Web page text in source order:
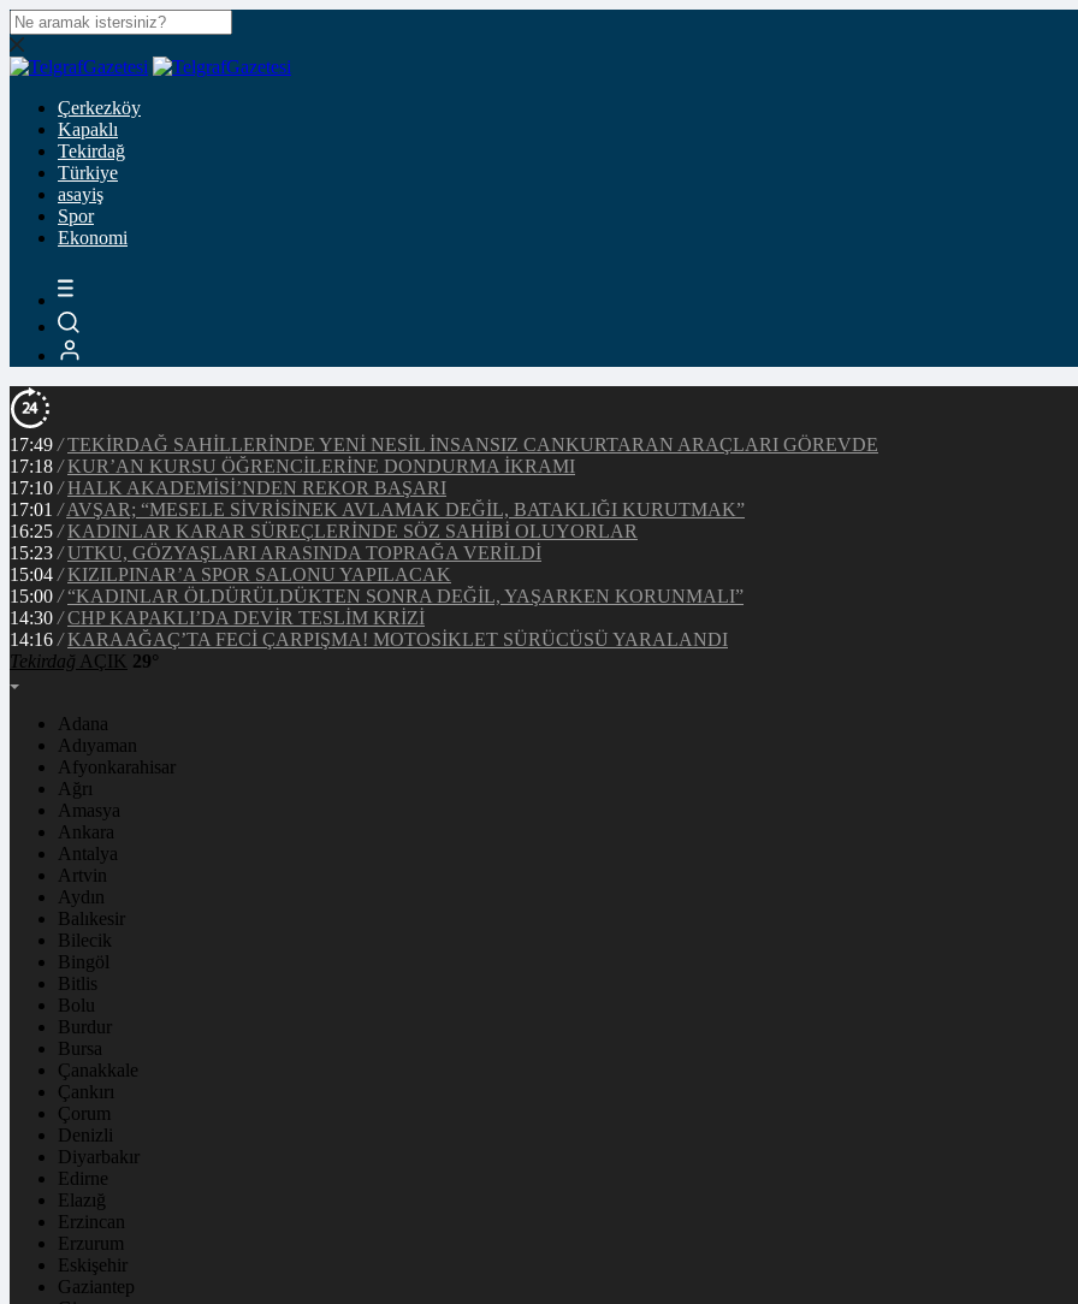
Çerkezköy
Kapaklı
Tekirdağ
Türkiye
asayiş
Spor
Ekonomi
17:49 / TEKİRDAĞ SAHİLLERİNDE YENİ NESİL İNSANSIZ CANKURTARAN ARAÇLARI GÖREVDE
17:18 / KUR’AN KURSU ÖĞRENCİLERİNE DONDURMA İKRAMI
17:10 / HALK AKADEMİSİ’NDEN REKOR BAŞARI
17:01 / AVŞAR; “MESELE SİVRİSİNEK AVLAMAK DEĞİL, BATAKLIĞI KURUTMAK”
16:25 / KADINLAR KARAR SÜREÇLERİNDE SÖZ SAHİBİ OLUYORLAR
15:23 / UTKU, GÖZYAŞLARI ARASINDA TOPRAĞA VERİLDİ
15:04 / KIZILPINAR’A SPOR SALONU YAPILACAK
15:00 / “KADINLAR ÖLDÜRÜLDÜKTEN SONRA DEĞİL, YAŞARKEN KORUNMALI”
14:30 / CHP KAPAKLI’DA DEVİR TESLİM KRİZİ
14:16 / KARAAĞAÇ’TA FECİ ÇARPIŞMA! MOTOSİKLET SÜRÜCÜSÜ YARALANDI
Tekirdağ AÇIK 29°
Adana
Adıyaman
Afyonkarahisar
Ağrı
Amasya
Ankara
Antalya
Artvin
Aydın
Balıkesir
Bilecik
Bingöl
Bitlis
Bolu
Burdur
Bursa
Çanakkale
Çankırı
Çorum
Denizli
Diyarbakır
Edirne
Elazığ
Erzincan
Erzurum
Eskişehir
Gaziantep